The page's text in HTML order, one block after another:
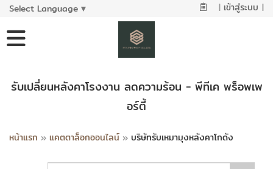
Select Language ▼ | เข้าสู่ระบบ |
รับเปลี่ยนหลังคาโรงงาน ลดความร้อน - พีทีเค พร็อพเพ
อร์ตี้
หน้าแรก » แคตตาล็อกออนไลน์ » บริษัทรับเหมามุงหลังคาโกดัง